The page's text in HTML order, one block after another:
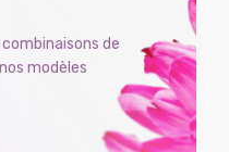
de
modèles